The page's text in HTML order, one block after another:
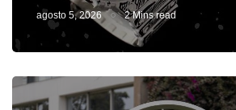
agosto 5, 2026 2 Mins read